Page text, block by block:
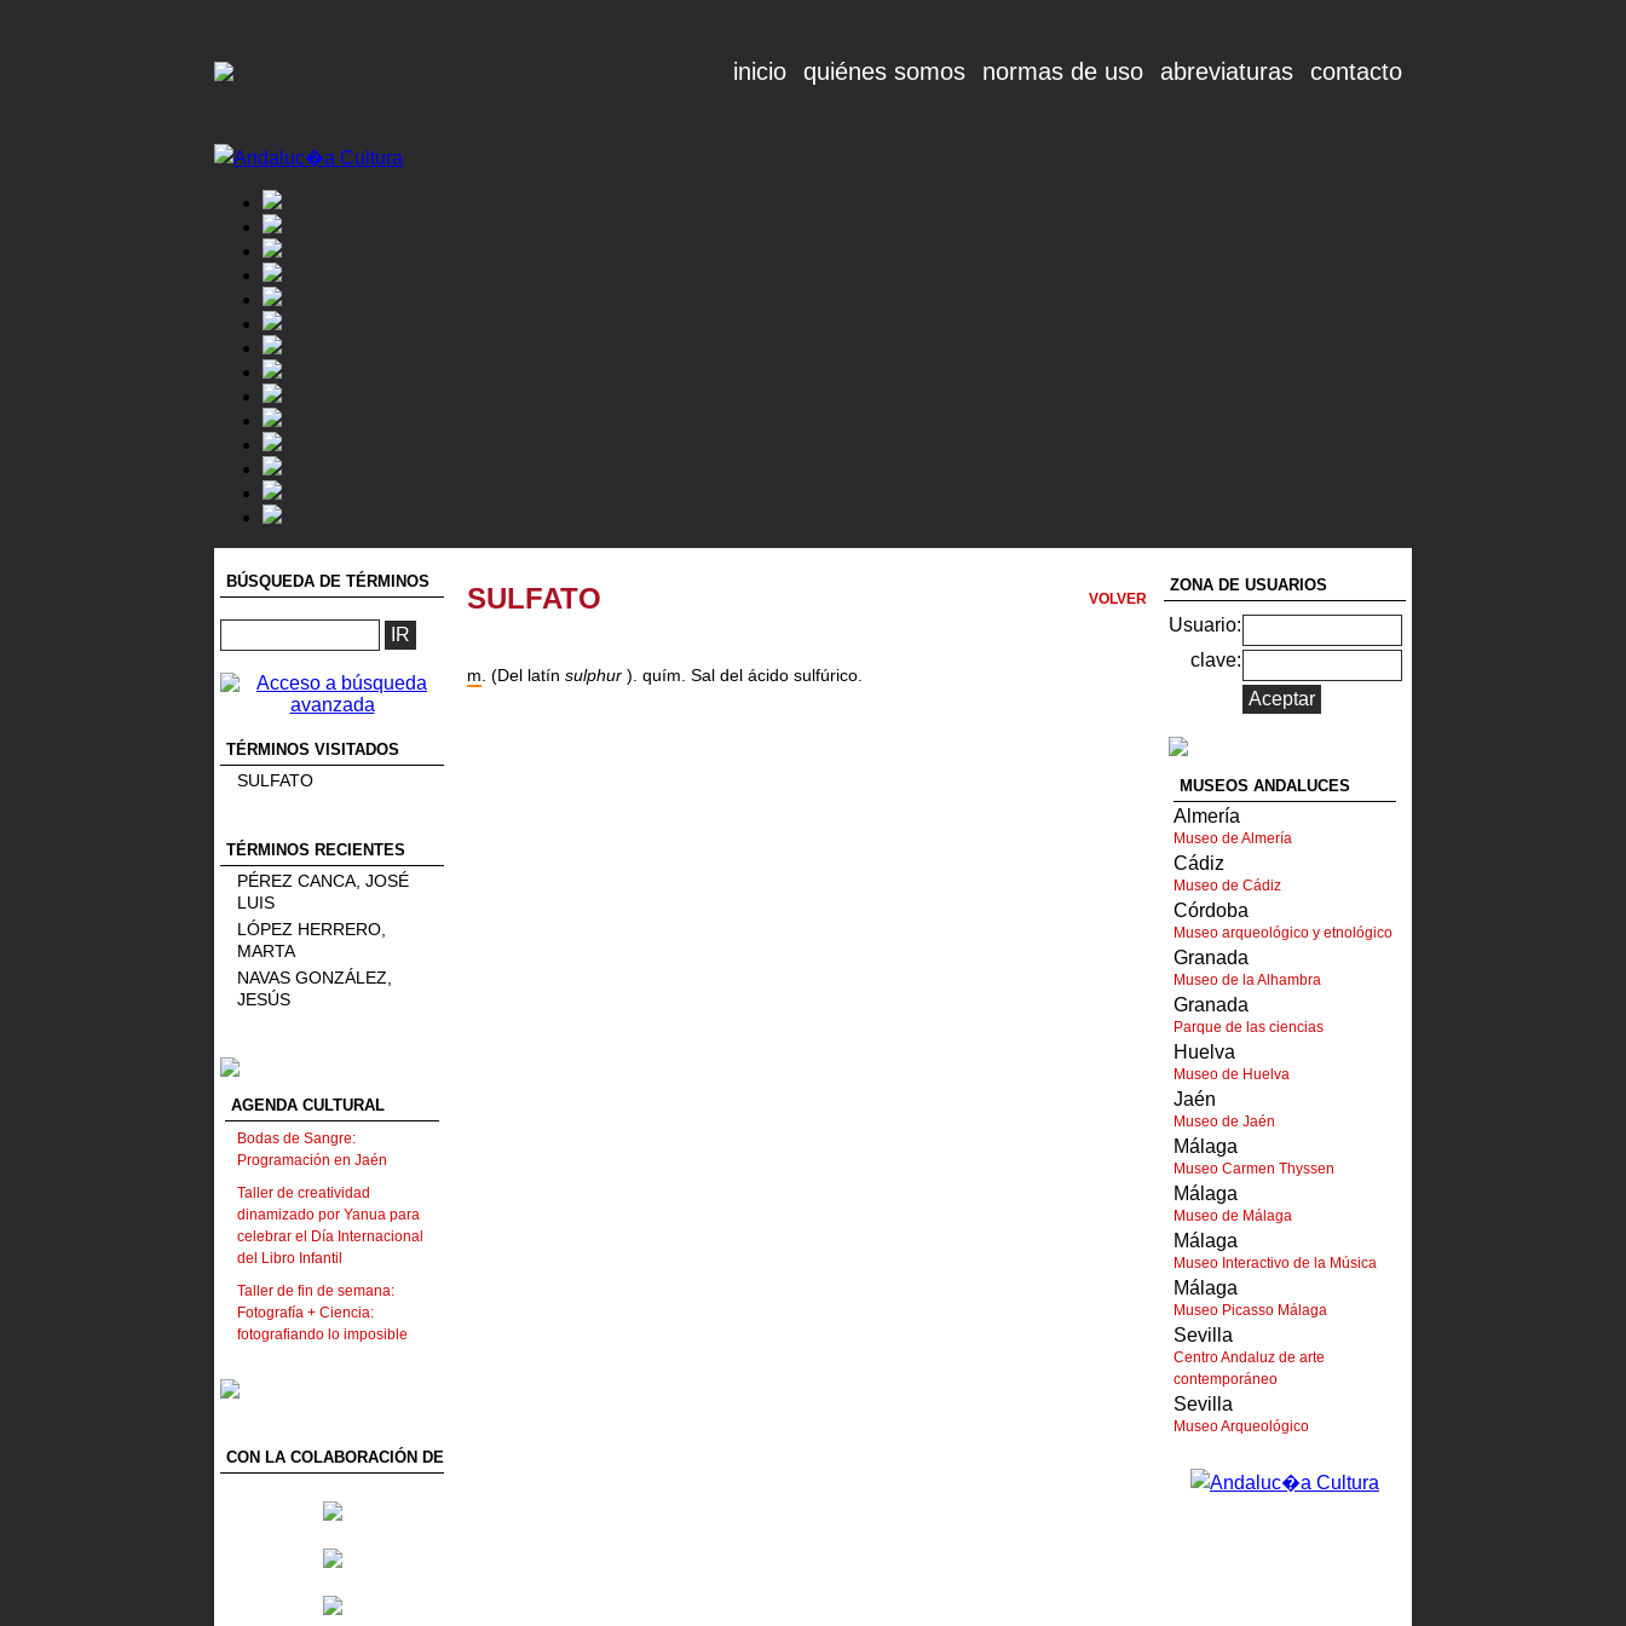
inicio quiénes somos normas de uso abreviaturas contacto
BÚSQUEDA DE TÉRMINOS
TÉRMINOS VISITADOS
SULFATO
TÉRMINOS RECIENTES
PÉREZ CANCA, JOSÉ
LUIS
LÓPEZ HERRERO,
MARTA
NAVAS GONZÁLEZ,
JESÚS
AGENDA CULTURAL
Bodas de Sangre:
Programación en Jaén
Taller de creatividad
dinamizado por Yanua para
celebrar el Día Internacional
del Libro Infantil
Taller de fin de semana:
Fotografía + Ciencia:
fotografiando lo imposible
CON LA COLABORACIÓN DE
SULFATO VOLVER
m . (Del latín sulphur ). quím. Sal del ácido sulfúrico.
ZONA DE USUARIOS
Usuario:
clave:
MUSEOS ANDALUCES
Almería
Museo de Almería
Cádiz
Museo de Cádiz
Córdoba
Museo arqueológico y etnológico
Granada
Museo de la Alhambra
Granada
Parque de las ciencias
Huelva
Museo de Huelva
Jaén
Museo de Jaén
Málaga
Museo Carmen Thyssen
Málaga
Museo de Málaga
Málaga
Museo Interactivo de la Música
Málaga
Museo Picasso Málaga
Sevilla
Centro Andaluz de arte
contemporáneo
Sevilla
Museo Arqueológico